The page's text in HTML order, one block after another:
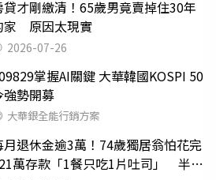
貸才剛繳清！65歲男竟賣掉住30年
家 原因太現實
2026-07-26
掌握AI關鍵 大華韓國KOSPI 50
強勢開募
大華銀全能行銷方案
月退休金逾3萬！74歲獨居翁怕花完
萬存款「1餐只吃1片吐司」 半年